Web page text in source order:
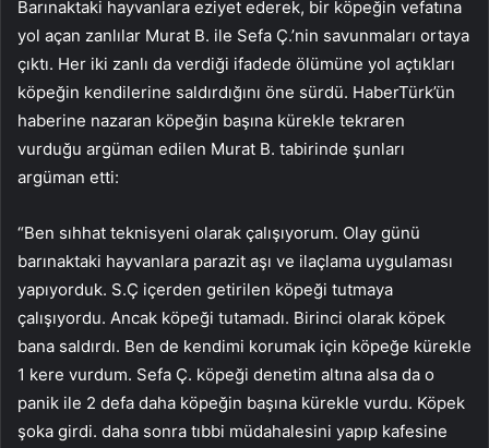
Barınaktaki hayvanlara eziyet ederek, bir köpeğin vefatına
yol açan zanlılar Murat B. ile Sefa Ç.’nin savunmaları ortaya
çıktı. Her iki zanlı da verdiği ifadede ölümüne yol açtıkları
köpeğin kendilerine saldırdığını öne sürdü. HaberTürk’ün
haberine nazaran köpeğin başına kürekle tekraren
vurduğu argüman edilen Murat B. tabirinde şunları
argüman etti:
“Ben sıhhat teknisyeni olarak çalışıyorum. Olay günü
barınaktaki hayvanlara parazit aşı ve ilaçlama uygulaması
yapıyorduk. S.Ç içerden getirilen köpeği tutmaya
çalışıyordu. Ancak köpeği tutamadı. Birinci olarak köpek
bana saldırdı. Ben de kendimi korumak için köpeğe kürekle
1 kere vurdum. Sefa Ç. köpeği denetim altına alsa da o
panik ile 2 defa daha köpeğin başına kürekle vurdu. Köpek
şoka girdi. daha sonra tıbbi müdahalesini yapıp kafesine